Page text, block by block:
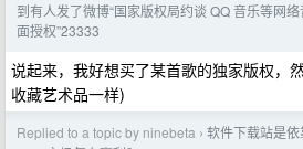
到有人发了微博“国家版权局约谈 QQ 音乐等网
面授权”23333
说起来，我好想买了某首歌的独家版权，
收藏艺术品一样)
Replied to a topic by ninebeta › 软件下载站是依